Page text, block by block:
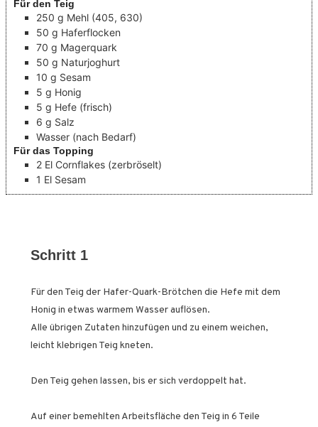
Für den Teig
250 g Mehl (405, 630)
50 g Haferflocken
70 g Magerquark
50 g Naturjoghurt
10 g Sesam
5 g Honig
5 g Hefe (frisch)
6 g Salz
Wasser (nach Bedarf)
Für das Topping
2 El Cornflakes (zerbröselt)
1 El Sesam
Schritt 1
Für den Teig der Hafer-Quark-Brötchen die Hefe mit dem
Honig in etwas warmem Wasser auflösen.
Alle übrigen Zutaten hinzufügen und zu einem weichen,
leicht klebrigen Teig kneten.
Den Teig gehen lassen, bis er sich verdoppelt hat.
Auf einer bemehlten Arbeitsfläche den Teig in 6 Teile